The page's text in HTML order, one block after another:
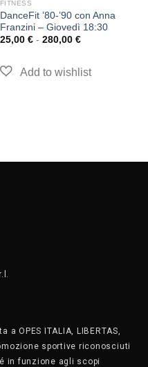
FITNESS
DanceFit ’80-’90 con Anna
Franzini – Giovedì 18:30
25,00 € - 280,00 €
OPES ITALIA, LIBERTAS,
sportive riconosciuti
in funzione agli scopi